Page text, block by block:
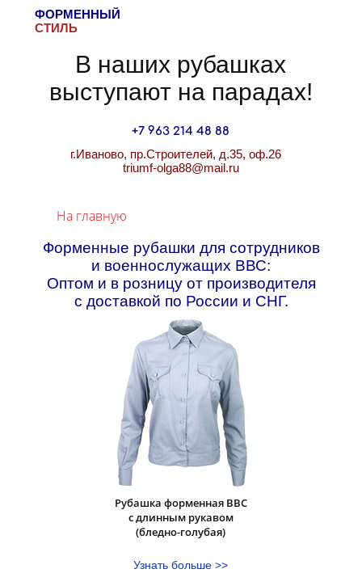
ФОРМЕННЫЙ
СТИЛЬ
В наших рубашках
выступают на парадах!
+7 963 214 48 88
г.Иваново, пр.Строителей, д.35, оф.26
​triumf-olga88@mail.ru
На главную
Форменные рубашки для сотрудников
и военнослужащих ВВС:
Оптом и в розницу от производителя
с доставкой по России и СНГ.
Рубашка форменная ВВС
с длинным рукавом
(бледно-голубая)
Узнать больше >>